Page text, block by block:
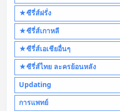
★ซีรี่ส์ฝรั่ง
★ซีรี่ส์เกาหลี
★ซีรี่ส์เอเชียอื่นๆ
★ซีรี่ส์ไทย ละครย้อนหลัง
Updating
การแพทย์